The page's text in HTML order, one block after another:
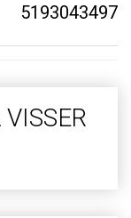
5193043497